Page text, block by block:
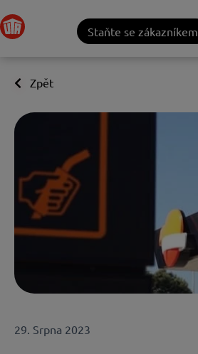
Staňte se zákazníkem
Zpět
29. Srpna 2023